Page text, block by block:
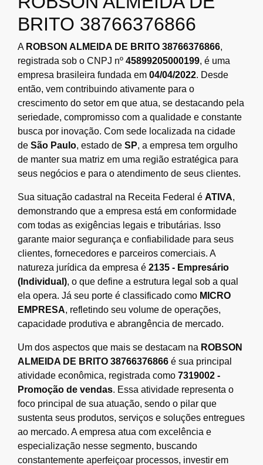
BRITO 38766376866
A ROBSON ALMEIDA DE BRITO 38766376866,
registrada sob o CNPJ nº 45899205000199, é uma
empresa brasileira fundada em 04/04/2022. Desde
então, vem contribuindo ativamente para o
crescimento do setor em que atua, se destacando pela
seriedade, compromisso com a qualidade e constante
busca por inovação. Com sede localizada na cidade
de São Paulo, estado de SP, a empresa tem orgulho
de manter sua matriz em uma região estratégica para
seus negócios e para o atendimento de seus clientes.
Sua situação cadastral na Receita Federal é ATIVA,
demonstrando que a empresa está em conformidade
com todas as exigências legais e tributárias. Isso
garante maior segurança e confiabilidade para seus
clientes, fornecedores e parceiros comerciais. A
natureza jurídica da empresa é 2135 - Empresário
(Individual), o que define a estrutura legal sob a qual
ela opera. Já seu porte é classificado como MICRO
EMPRESA, refletindo seu volume de operações,
capacidade produtiva e abrangência de mercado.
Um dos aspectos que mais se destacam na ROBSON
ALMEIDA DE BRITO 38766376866 é sua principal
atividade econômica, registrada como 7319002 -
Promoção de vendas. Essa atividade representa o
foco principal de sua atuação, sendo o pilar que
sustenta seus produtos, serviços e soluções entregues
ao mercado. A empresa atua com excelência e
especialização nesse segmento, buscando
constantemente aperfeiçoar processos, investir em